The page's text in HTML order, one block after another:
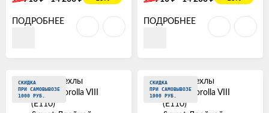
ПОДРОБНЕЕ ПОДРОБНЕЕ
СКИДКА
ПРИ САМОВЫВОЗЕ
1000 РУБ.
СКИДКА
ПРИ САМОВЫВОЗЕ
1000 РУБ.